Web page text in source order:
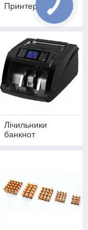
Принтер етикеток
Лічильники
банкнот